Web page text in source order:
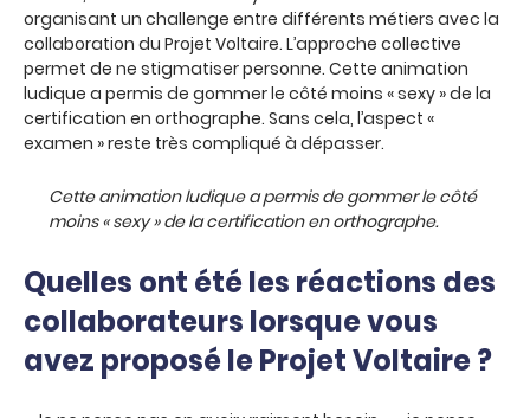
organisant un challenge entre différents métiers avec la
collaboration du Projet Voltaire. L’approche collective
permet de ne stigmatiser personne. Cette animation
ludique a permis de gommer le côté moins « sexy » de la
certification en orthographe. Sans cela, l’aspect «
examen » reste très compliqué à dépasser.
Cette animation ludique a permis de gommer le côté
moins « sexy » de la certification en orthographe.
Quelles ont été les réactions des
collaborateurs lorsque vous
avez proposé le Projet Voltaire ?